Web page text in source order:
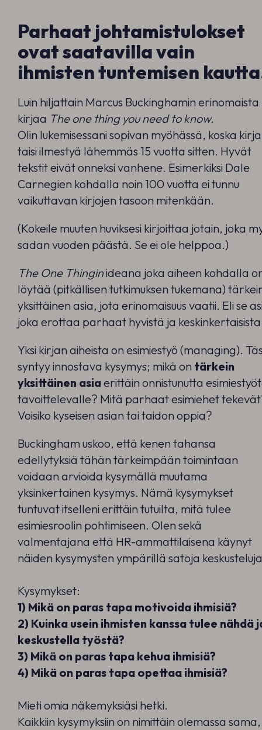
Parhaat johtamistulokset
ovat saatavilla vain
ihmisten tuntemisen
Luin hiljattain Marcus Buckinghamin erinomaista
kirjaa The one thing you need to know.
Olin lukemisessani sopivan myöhässä, koska kirja
taisi ilmestyä lähemmäs 15 vuotta sitten. Hyvät
tekstit eivät onneksi vanhene. Esimerkiksi Dale
Carnegien kohdalla noin 100 vuotta ei tunnu
vaikuttavan kirjojen tasoon mitenkään.
(Kokeile muuten huviksesi kirjoittaa jotain, joka
sadan vuoden päästä. Se ei ole helppoa.)
The One Thinginideana joka aiheen kohdalla
löytää (pitkällisen tutkimuksen tukemana)
yksittäinen asia, jota erinomaisuus vaatii. Eli se
joka erottaa parhaat hyvistä ja
Yksi kirjan aiheista on esimiestyö (managing).
syntyy innostava kysymys; mikä on tärkein
yksittäinen asiaerittäin onnistunutta
tavoittelevalle? Mitä parhaat esimiehet
Voisiko kyseisen asian tai taidon oppia?
Buckingham uskoo, että kenen tahansa
edellytyksiä tähän tärkeimpään toimintaan
voidaan arvioida kysymällä muutama
yksinkertainen kysymys. Nämä kysymykset
tuntuvat itselleni erittäin tutuilta, mitä tulee
esimiesroolin pohtimiseen. Olen sekä
valmentajana että HR-ammattilaisena käynyt
näiden kysymysten ympärillä satoja
Kysymykset:
1) Mikä on paras tapa motivoida ihmisiä?
2) Kuinka usein ihmisten kanssa tulee nähdä
keskustella työstä?
3) Mikä on paras tapa kehua ihmisiä?
4) Mikä on paras tapa opettaa ihmisiä?
Mieti omia näkemyksiäsi hetki.
Kaikkiin kysymyksiin on nimittäin olemassa sama,